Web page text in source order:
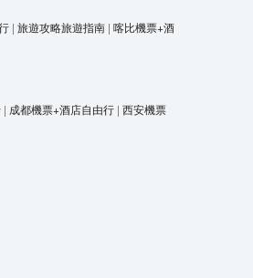
| 旅遊攻略旅遊指南 | 喀比機票+酒
| 成都機票+酒店自由行 | 西安機票